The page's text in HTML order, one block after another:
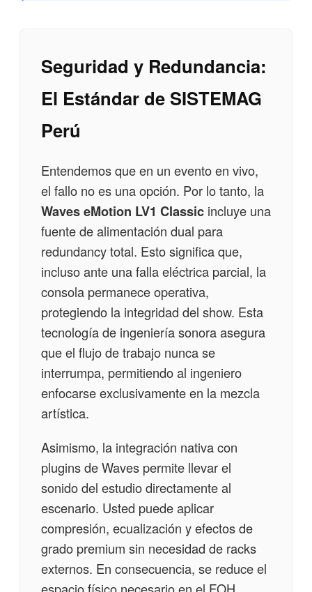
Seguridad y Redundancia:
El Estándar de SISTEMAG
Perú
Entendemos que en un evento en vivo,
el fallo no es una opción. Por lo tanto, la
Waves eMotion LV1 Classic incluye una
fuente de alimentación dual para
redundancy total. Esto significa que,
incluso ante una falla eléctrica parcial, la
consola permanece operativa,
protegiendo la integridad del show. Esta
tecnología de ingeniería sonora asegura
que el flujo de trabajo nunca se
interrumpa, permitiendo al ingeniero
enfocarse exclusivamente en la mezcla
artística.
Asimismo, la integración nativa con
plugins de Waves permite llevar el
sonido del estudio directamente al
escenario. Usted puede aplicar
compresión, ecualización y efectos de
grado premium sin necesidad de racks
externos. En consecuencia, se reduce el